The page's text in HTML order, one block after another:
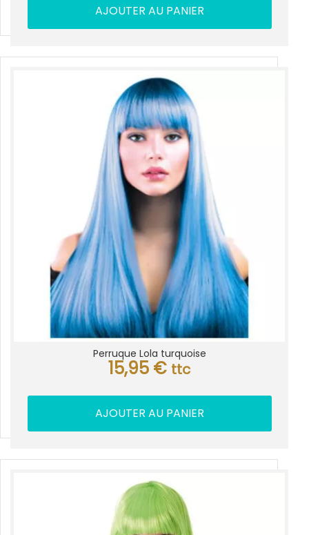
AJOUTER AU PANIER
Perruque Lola turquoise
15,95 € ttc
AJOUTER AU PANIER